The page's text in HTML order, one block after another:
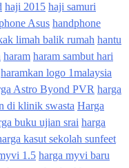
haji 2015 haji samuri
Asus handphone
limah balik rumah hantu
haram haram sambut hari
haramkan logo 1malaysia
Astro Byond PVR harga
di klinik swasta Harga
buku ujian srai harga
kasut sekolah sunfeet
1.5 harga myvi baru